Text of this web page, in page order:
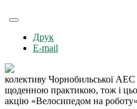
Друк
E-mail
колективу Чорнобильської
щоденною практикою, тож і
акцію «Велосипедом на